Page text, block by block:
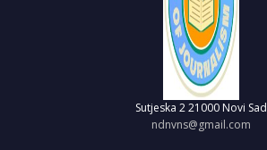
Sutjeska 2 21000 Novi Sad
ndnvns@gmail.com